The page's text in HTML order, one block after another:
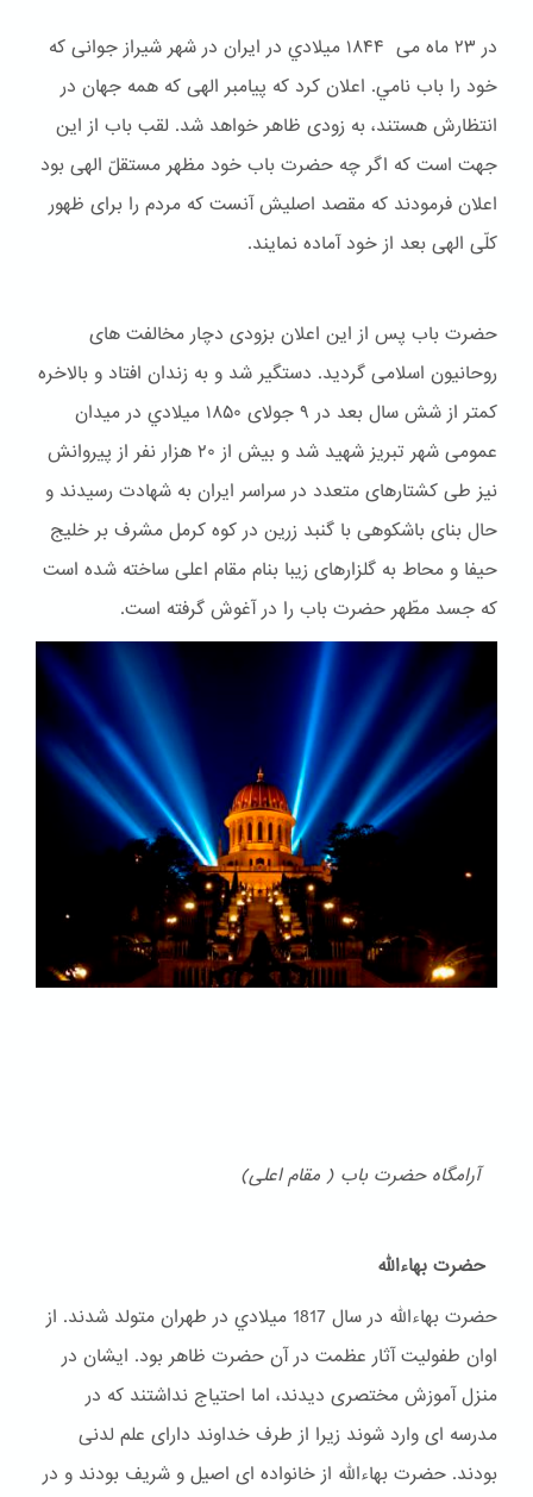
در ۲۳ ماه می ۱۸۴۴ ميلادي در ایران در شهر شیراز جوانی که
خود را باب نامي. اعلان کرد که پیامبر الهی که همه جهان در
انتظارش هستند، به زودی ظاهر خواهد شد. لقب باب از این
جهت است که اگر چه حضرت باب خود مظهر مستقلّ الهی بود
اعلان فرمودند که مقصد اصلیش آنست که مردم را برای ظهور
کلّی الهی بعد از خود آماده نمایند.
حضرت باب پس از این اعلان بزودی دچار مخالفت های
روحانیون اسلامی گردید. دستگیر شد و به زندان افتاد و بالاخره
کمتر از شش سال بعد در ۹ جولای ۱۸۵۰ ميلادي در میدان
عمومی شهر تبریز شهید شد و بیش از ۲۰ هزار نفر از پیروانش
نیز طی کشتارهای متعدد در سراسر ایران به شهادت رسیدند و
حال بنای باشكوهی با گنبد زرین در کوه کرمل مشرف بر خلیج
حیفا و محاط به گلزارهای زیبا بنام مقام اعلی ساخته شده است
که جسد مطّهر حضرت باب را در آغوش گرفته است.
آرامگاه حضرت باب ( مقام اعلی)
حضرت بهاءالله
حضرت بهاءالله در سال 1817 ميلادي در طهران متولد شدند. از
اوان طفولیت آثار عظمت در آن حضرت ظاهر بود. ایشان در
منزل آموزش مختصری دیدند، اما احتیاج نداشتند که در
مدرسه ای وارد شوند زیرا از طرف خداوند دارای علم لدنی
بودند. حضرت بهاءالله از خانواده ای اصیل و شریف بودند و در